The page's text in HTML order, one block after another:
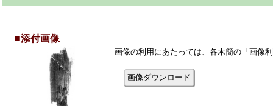
■添付画像
画像の利用にあたっては、各木簡の「画像
画像ダウンロード